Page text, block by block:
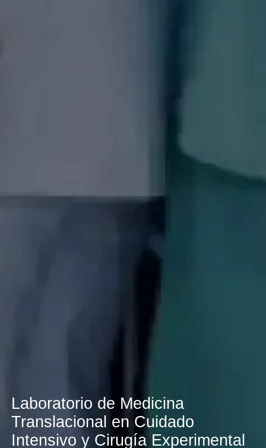
Laboratorio de Medicina
Translacional en Cuidado
Intensivo y Cirugía Experimental